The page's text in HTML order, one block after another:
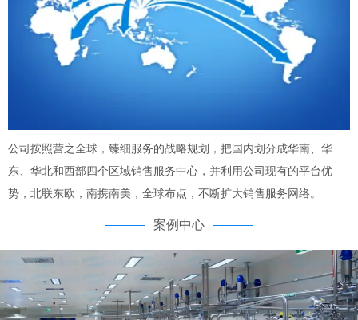
公司按照营之全球，臻细服务的战略规划，把国内划分成华南、华
东、华北和西部四个区域销售服务中心，并利用公司现有的平台优
势，北联东欧，南携南美，全球布点，不断扩大销售服务网络。
案例中心